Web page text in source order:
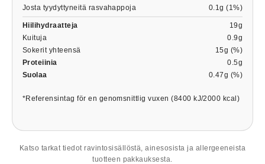
Josta tyydyttyneitä rasvahappoja
0.1g (1%)
Hiilihydraatteja
19g
Kuituja
0.9g
Sokerit yhteensä
15g (%)
Proteiinia
0.5g
Suolaa
0.47g (%)
*Referensintag för en genomsnittlig vuxen (8400 kJ/2000 kcal)
Katso tarkat tiedot ravintosisällöstä, ainesosista ja allergeeneista
tuotteen pakkauksesta.